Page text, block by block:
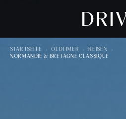
STARTSEITE › OLDTIMER › REISEN ›
NORMANDIE & BRETAGNE CLASSIQUE